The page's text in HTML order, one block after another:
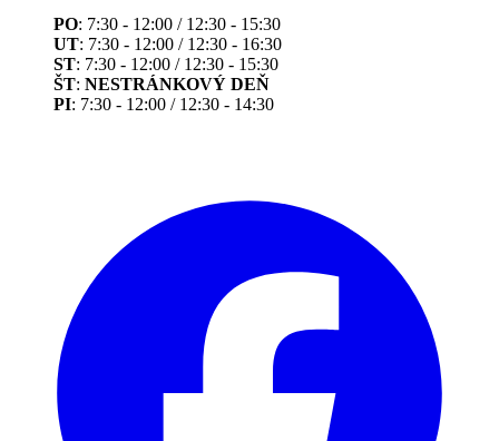
PO: 7:30 - 12:00 / 12:30 - 15:30
UT: 7:30 - 12:00 / 12:30 - 16:30
ST: 7:30 - 12:00 / 12:30 - 15:30
ŠT: NESTRÁNKOVÝ DEŇ
PI: 7:30 - 12:00 / 12:30 - 14:30